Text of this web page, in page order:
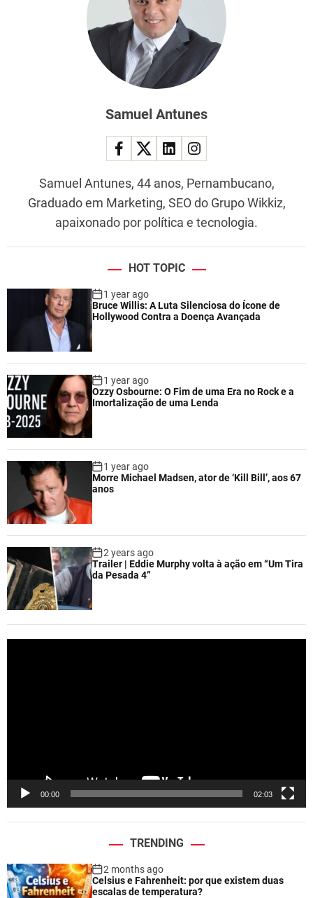
Samuel Antunes
Samuel Antunes, 44 anos, Pernambucano,
Graduado em Marketing, SEO do Grupo Wikkiz,
apaixonado por política e tecnologia.
HOT TOPIC
1 year ago
Bruce Willis: A Luta Silenciosa do Ícone de
Hollywood Contra a Doença Avançada
1 year ago
Ozzy Osbourne: O Fim de uma Era no Rock e a
Imortalização de uma Lenda
1 year ago
Morre Michael Madsen, ator de ‘Kill Bill’, aos 67
anos
2 years ago
Trailer | Eddie Murphy volta à ação em “Um Tira
da Pesada 4”
00:00 02:03
TRENDING
2 months ago
Celsius e Fahrenheit: por que existem duas
escalas de temperatura?